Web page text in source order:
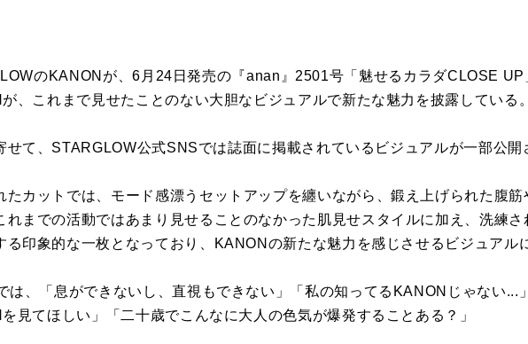
のKANONが、6月24日発売の『anan』2501号「魅せるカラダCLOSE UP
、これまで見せたことのない大胆なビジュアルで新たな魅力を披露している。
せて、STARGLOW公式SNSでは誌面に掲載されているビジュアルが一部公開
たカットでは、モード感漂うセットアップを纏いながら、鍛え上げられた腹
れまでの活動ではあまり見せることのなかった肌見せスタイルに加え、洗練
る印象的な一枚となっており、KANONの新たな魅力を感じさせるビジュアル
は、「息ができないし、直視もできない」「私の知ってるKANONじゃない...
見てほしい」「二十歳でこんなに大人の色気が爆発することある？」